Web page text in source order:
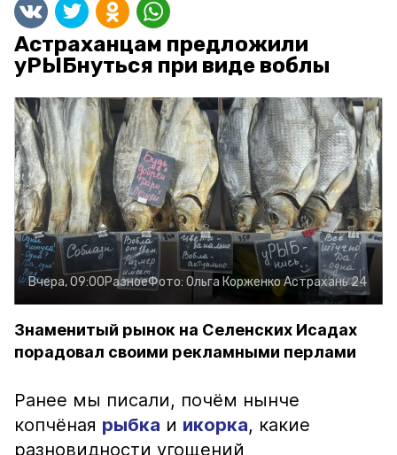
Астраханцам предложили
уРЫБнуться при виде воблы
Вчера, 09:00РазноеФото: Ольга КорженкоАстрахань 24
Знаменитый рынок на Селенских Исадах
порадовал своими рекламными перлами
Ранее мы писали, почём нынче
копчёная рыбка и икорка, какие
разновидности угощений